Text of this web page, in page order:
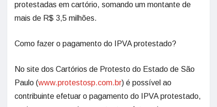
protestadas em cartório, somando um montante de
mais de R$ 3,5 milhões.
Como fazer o pagamento do IPVA protestado?
No site dos Cartórios de Protesto do Estado de São
Paulo (www.protestosp.com.br) é possível ao
contribuinte efetuar o pagamento do IPVA protestado,